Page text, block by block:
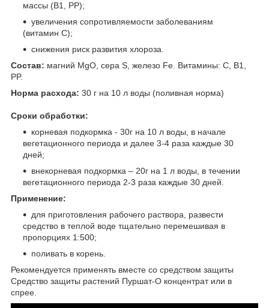
массы (B1, PP);
увеличения сопротивляемости заболеваниям
(витамин С);
снижения риск развития хлороза.
Состав: магний MgO, сера S, железо Fe. Витамины: C, B1,
PP.
Норма расхода: 30 г на 10 л воды (поливная норма)
Сроки обработки:
корневая подкормка - 30г на 10 л воды, в начале
вегетационного периода и далее 3-4 раза каждые 30
дней;
внекорневая подкормка – 20г на 1 л воды, в течении
вегетационного периода 2-3 раза каждые 30 дней.
Применение:
для приготовления рабочего раствора, развести
средство в теплой воде тщательно перемешивая в
пропорциях 1:500;
поливать в корень.
Рекомендуется применять вместе со средством защиты
Средство защиты растений Пуршат-О концентрат или в
спрее.